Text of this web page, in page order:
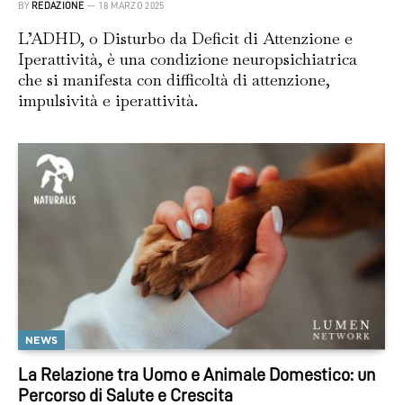
BY REDAZIONE 18 MARZO 2025
L’ADHD, o Disturbo da Deficit di Attenzione e
Iperattività, è una condizione neuropsichiatrica
che si manifesta con difficoltà di attenzione,
impulsività e iperattività.
NEWS
La Relazione tra Uomo e Animale Domestico: un
Percorso di Salute e Crescita